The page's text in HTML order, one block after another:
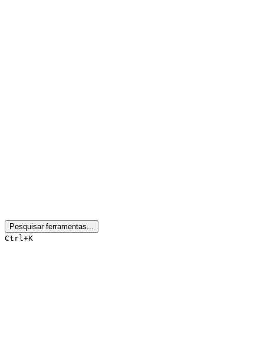
Pesquisar ferramentas...
Ctrl+K